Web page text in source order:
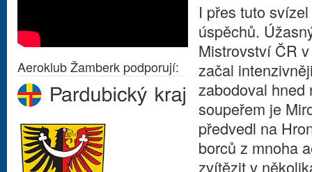
I přes tuto
úspěchů.
Mistrovství ČR
začal
zabodoval
soupeřem je
předvedl na
borců z mnoha
zvítězit v
Aeroklub Žamberk podporují: